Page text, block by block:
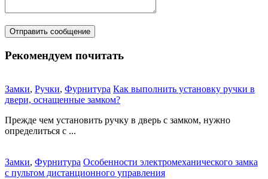
Рекомендуем почитать
Замки, Ручки, Фурнитура Как выполнить установку ручки в
двери, оснащенные замком?
Прежде чем установить ручку в дверь с замком, нужно
определиться с ...
Замки, Фурнитура Особенности электромеханического замка
с пультом дистанционного управления